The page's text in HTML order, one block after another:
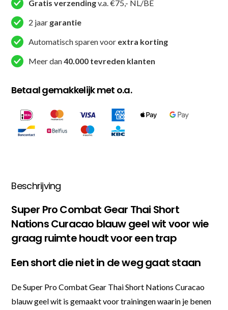
Short
Nations
Curacao
Blauw
Geel
Wit
aantal
Gratis verzendingv.a. €75,- NL/BE
2 jaar garantie
Automatisch sparen voor extra korting
Meer dan40.000 tevreden klanten
Betaal gemakkelijk met o.a.
Beschrijving
Super Pro Combat Gear Thai Short
Nations Curacao blauw geel wit voor wie
graag ruimte houdt voor een trap
Een short die niet in de weg gaat staan
De Super Pro Combat Gear Thai Short Nations Curacao
blauw geel wit is gemaakt voor trainingen waarin je benen